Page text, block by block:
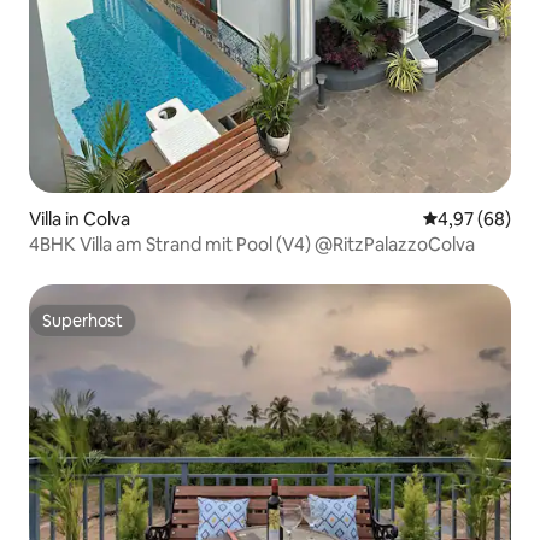
Villa in Colva
4,97 (68)
4BHK Villa am Strand mit Pool (V4) @RitzPalazzoColva
Superhost
Superhost